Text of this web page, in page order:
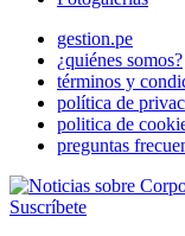
gestion.pe
¿quiénes somos?
términos y
política de
politica de
preguntas
Suscríbete